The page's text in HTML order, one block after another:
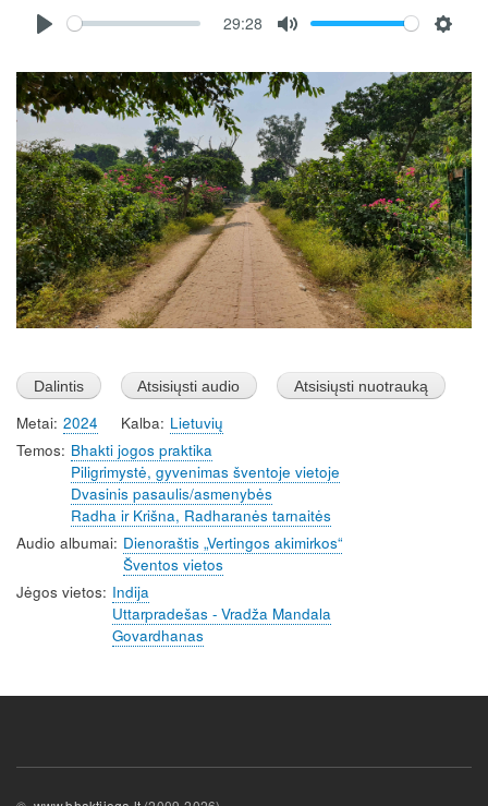
l
a
y
29:28
u
e
e
t
t
i
n
g
s
Image
Metai 2024 Kalba Lietuvių
Temos Bhakti jogos praktika
Piligrimystė, gyvenimas šventoje vietoje
Dvasinis pasaulis/asmenybės
Radha ir Krišna, Radharanės tarnaitės
Audio albumai Dienoraštis „Vertingos akimirkos“
Šventos vietos
Jėgos vietos Indija
Uttarpradešas - Vradža Mandala
Govardhanas